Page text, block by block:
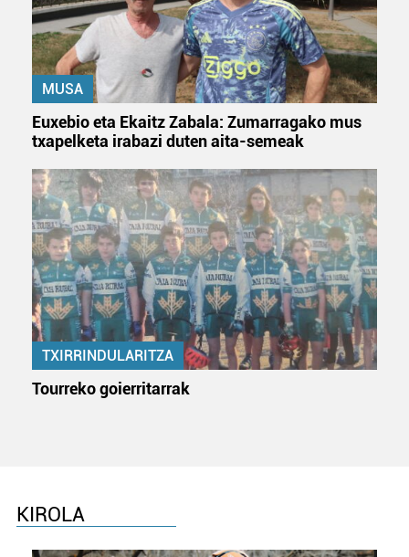
MUSA
Euxebio eta Ekaitz Zabala: Zumarragako mus
txapelketa irabazi duten aita-semeak
TXIRRINDULARITZA
Tourreko goierritarrak
KIROLA